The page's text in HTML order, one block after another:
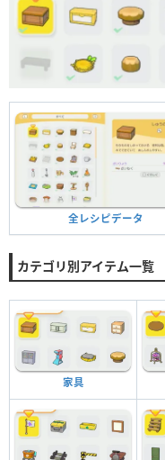
全レシピデータ
カテゴリ別アイテム一覧
家具